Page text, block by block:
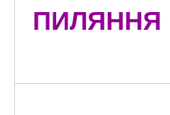
ПИЛЯННЯ